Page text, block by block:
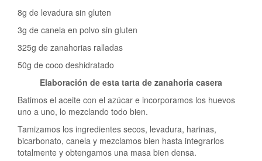
8g de levadura sin gluten
3g de canela en polvo sin gluten
325g de zanahorias ralladas
50g de coco deshidratado
Elaboración de esta tarta de zanahoria casera
Batimos el aceite con el azúcar e incorporamos los huevos
uno a uno, lo mezclando todo bien.
Tamizamos los ingredientes secos, levadura, harinas,
bicarbonato, canela y mezclamos bien hasta integrarlos
totalmente y obtengamos una masa bien densa.